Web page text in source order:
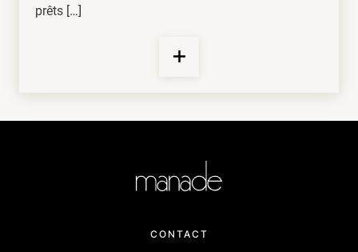
prêts […]
CONTACT